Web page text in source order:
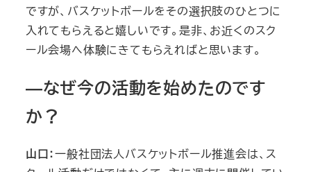
ですが、バスケットボールをその選択肢のひとつに
入れてもらえると嬉しいです。是非、お近くのスク
ール会場へ体験にきてもらえればと思います。
―なぜ今の活動を始めたのです
か？
山口：一般社団法人バスケットボール推進会は、ス